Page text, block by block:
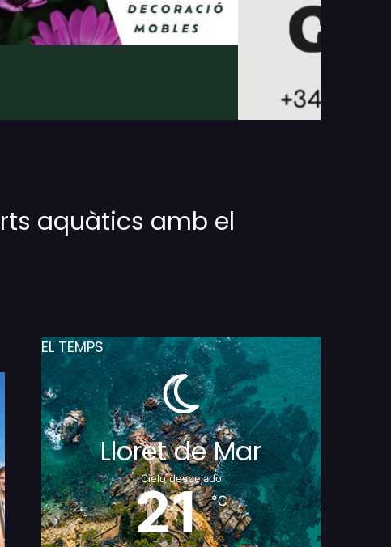
aquàtics amb el
EL TEMPS
Lloret de Mar
Cielo despejado
21℃